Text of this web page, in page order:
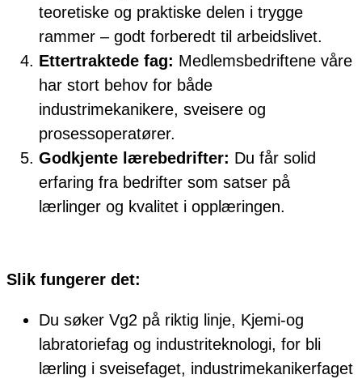
teoretiske og praktiske delen i trygge
rammer – godt forberedt til arbeidslivet.
Ettertraktede fag: Medlemsbedriftene våre
har stort behov for både
industrimekanikere, sveisere og
prosessoperatører.
Godkjente lærebedrifter: Du får solid
erfaring fra bedrifter som satser på
lærlinger og kvalitet i opplæringen.
Slik fungerer det:
Du søker Vg2 på riktig linje, Kjemi-og
labratoriefag og industriteknologi, for bli
lærling i sveisefaget, industrimekanikerfaget